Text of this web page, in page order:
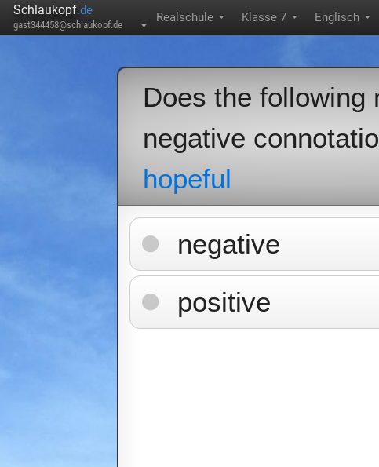
Schlaukopf.de
gast344458@schlaukopf.de ▼
Realschule ▼ Klasse 7 ▼ Englisch ▼
Does the following
negative
hopeful
negative
positive